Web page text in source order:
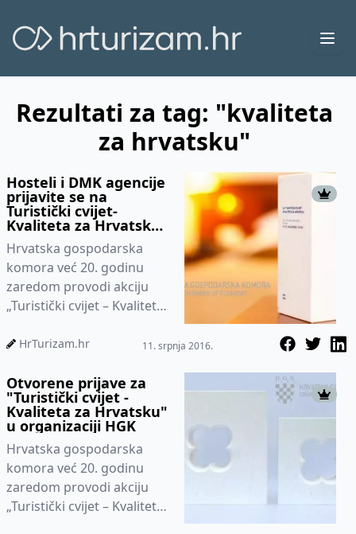
Rezultati za tag: "kvaliteta
za hrvatsku"
Hosteli i DMK agencije
prijavite se na
Turistički cvijet-
Kvaliteta za Hrvatsku
2016
Hrvatska gospodarska
komora već 20. godinu
zaredom provodi akciju
„Turistički cvijet – Kvaliteta
se dodjeljuju nagrade i pr...
HrTurizam.hr 11. srpnja 2016.
Otvorene prijave za
"Turistički cvijet -
Kvaliteta za Hrvatsku"
u organizaciji HGK
Hrvatska gospodarska
komora već 20. godinu
zaredom provodi akciju
„Turistički cvijet – Kvaliteta